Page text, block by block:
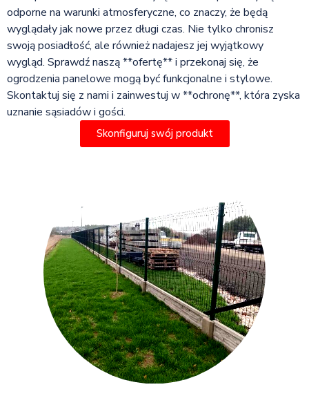
odporne na warunki atmosferyczne, co znaczy, że będą
wyglądały jak nowe przez długi czas. Nie tylko chronisz
swoją posiadłość, ale również nadajesz jej wyjątkowy
wygląd. Sprawdź naszą **ofertę** i przekonaj się, że
ogrodzenia panelowe mogą być funkcjonalne i stylowe.
Skontaktuj się z nami i zainwestuj w **ochronę**, która zyska
uznanie sąsiadów i gości.
Skonfiguruj swój produkt